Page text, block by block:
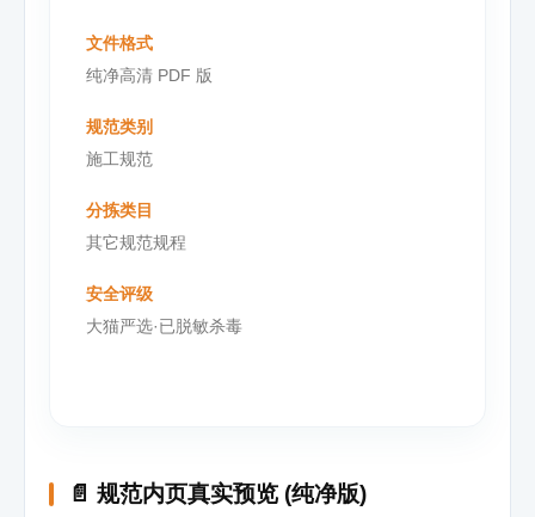
文件格式
纯净高清 PDF 版
规范类别
施工规范
分拣类目
其它规范规程
安全评级
大猫严选·已脱敏杀毒
📄 规范内页真实预览 (纯净版)